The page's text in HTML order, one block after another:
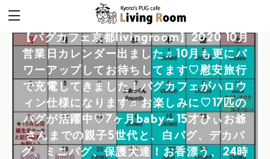
【パグカフェ京都livingroom】2020 10月
営業日カレンダー出ました♬10月も更にパ
ワーアップしてお待ちしてます♡慰安旅行
で充電してきました！パグカフェがハロウ
ィン仕様になります♬お楽しみに♡17匹の
パグが活躍中♡7ヶ月baby～15才ひぃお爺
さんまでの親子5世代と、白パグ、デカパ
グ、ミニパグ、保護犬達！お香漂う、24時